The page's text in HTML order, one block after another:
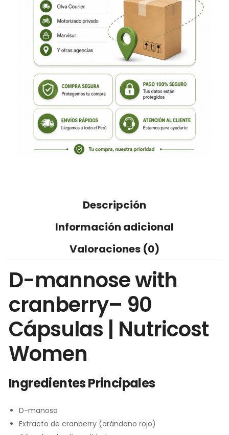
Descripción
Información adicional
Valoraciones (0)
D-mannose with
cranberry– 90
Cápsulas | Nutricost
Women
Ingredientes Principales
D-manosa
Extracto de cranberry (arándano rojo)